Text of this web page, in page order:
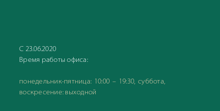
С 23.06.2020
Время работы офиса:
понедельник-пятница: 10:00 – 19:30, суббота,
воскресение: выходной